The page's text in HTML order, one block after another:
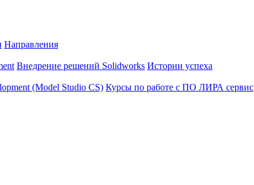
Направления
Внедрение решений Solidworks Истории успеха
(Model Studio CS) Курсы по работе с ПО ЛИРА сервис